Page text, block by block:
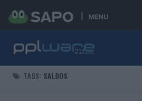
MENU
TAGS: SALDOS